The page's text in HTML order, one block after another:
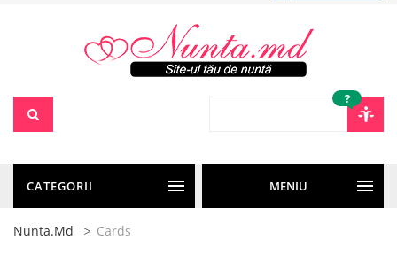
?
CATEGORII MENIU
Nunta.md Cards